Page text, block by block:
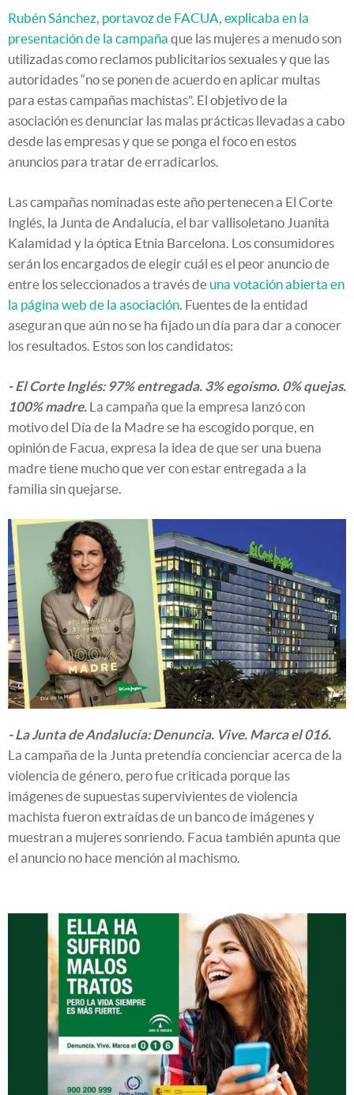
Rubén Sánchez, portavoz de FACUA, explicaba en la
presentación de la campaña que las mujeres a menudo son
utilizadas como reclamos publicitarios sexuales y que las
autoridades “no se ponen de acuerdo en aplicar multas
para estas campañas machistas”. El objetivo de la
asociación es denunciar las malas prácticas llevadas a cabo
desde las empresas y que se ponga el foco en estos
anuncios para tratar de erradicarlos.
Las campañas nominadas este año pertenecen a El Corte
Inglés, la Junta de Andalucía, el bar vallisoletano Juanita
Kalamidad y la óptica Etnia Barcelona. Los consumidores
serán los encargados de elegir cuál es el peor anuncio de
entre los seleccionados a través de una votación abierta en
la página web de la asociación . Fuentes de la entidad
aseguran que aún no se ha fijado un día para dar a conocer
los resultados. Estos son los candidatos:
- El Corte Inglés: 97% entregada. 3% egoísmo. 0% quejas.
100% madre. La campaña que la empresa lanzó con
motivo del Día de la Madre se ha escogido porque, en
opinión de Facua, expresa la idea de que ser una buena
madre tiene mucho que ver con estar entregada a la
familia sin quejarse.
- La Junta de Andalucía: Denuncia. Vive. Marca el 016.
La campaña de la Junta pretendía concienciar acerca de la
violencia de género, pero fue criticada porque las
imágenes de supuestas supervivientes de violencia
machista fueron extraídas de un banco de imágenes y
muestran a mujeres sonriendo. Facua también apunta que
el anuncio no hace mención al machismo.